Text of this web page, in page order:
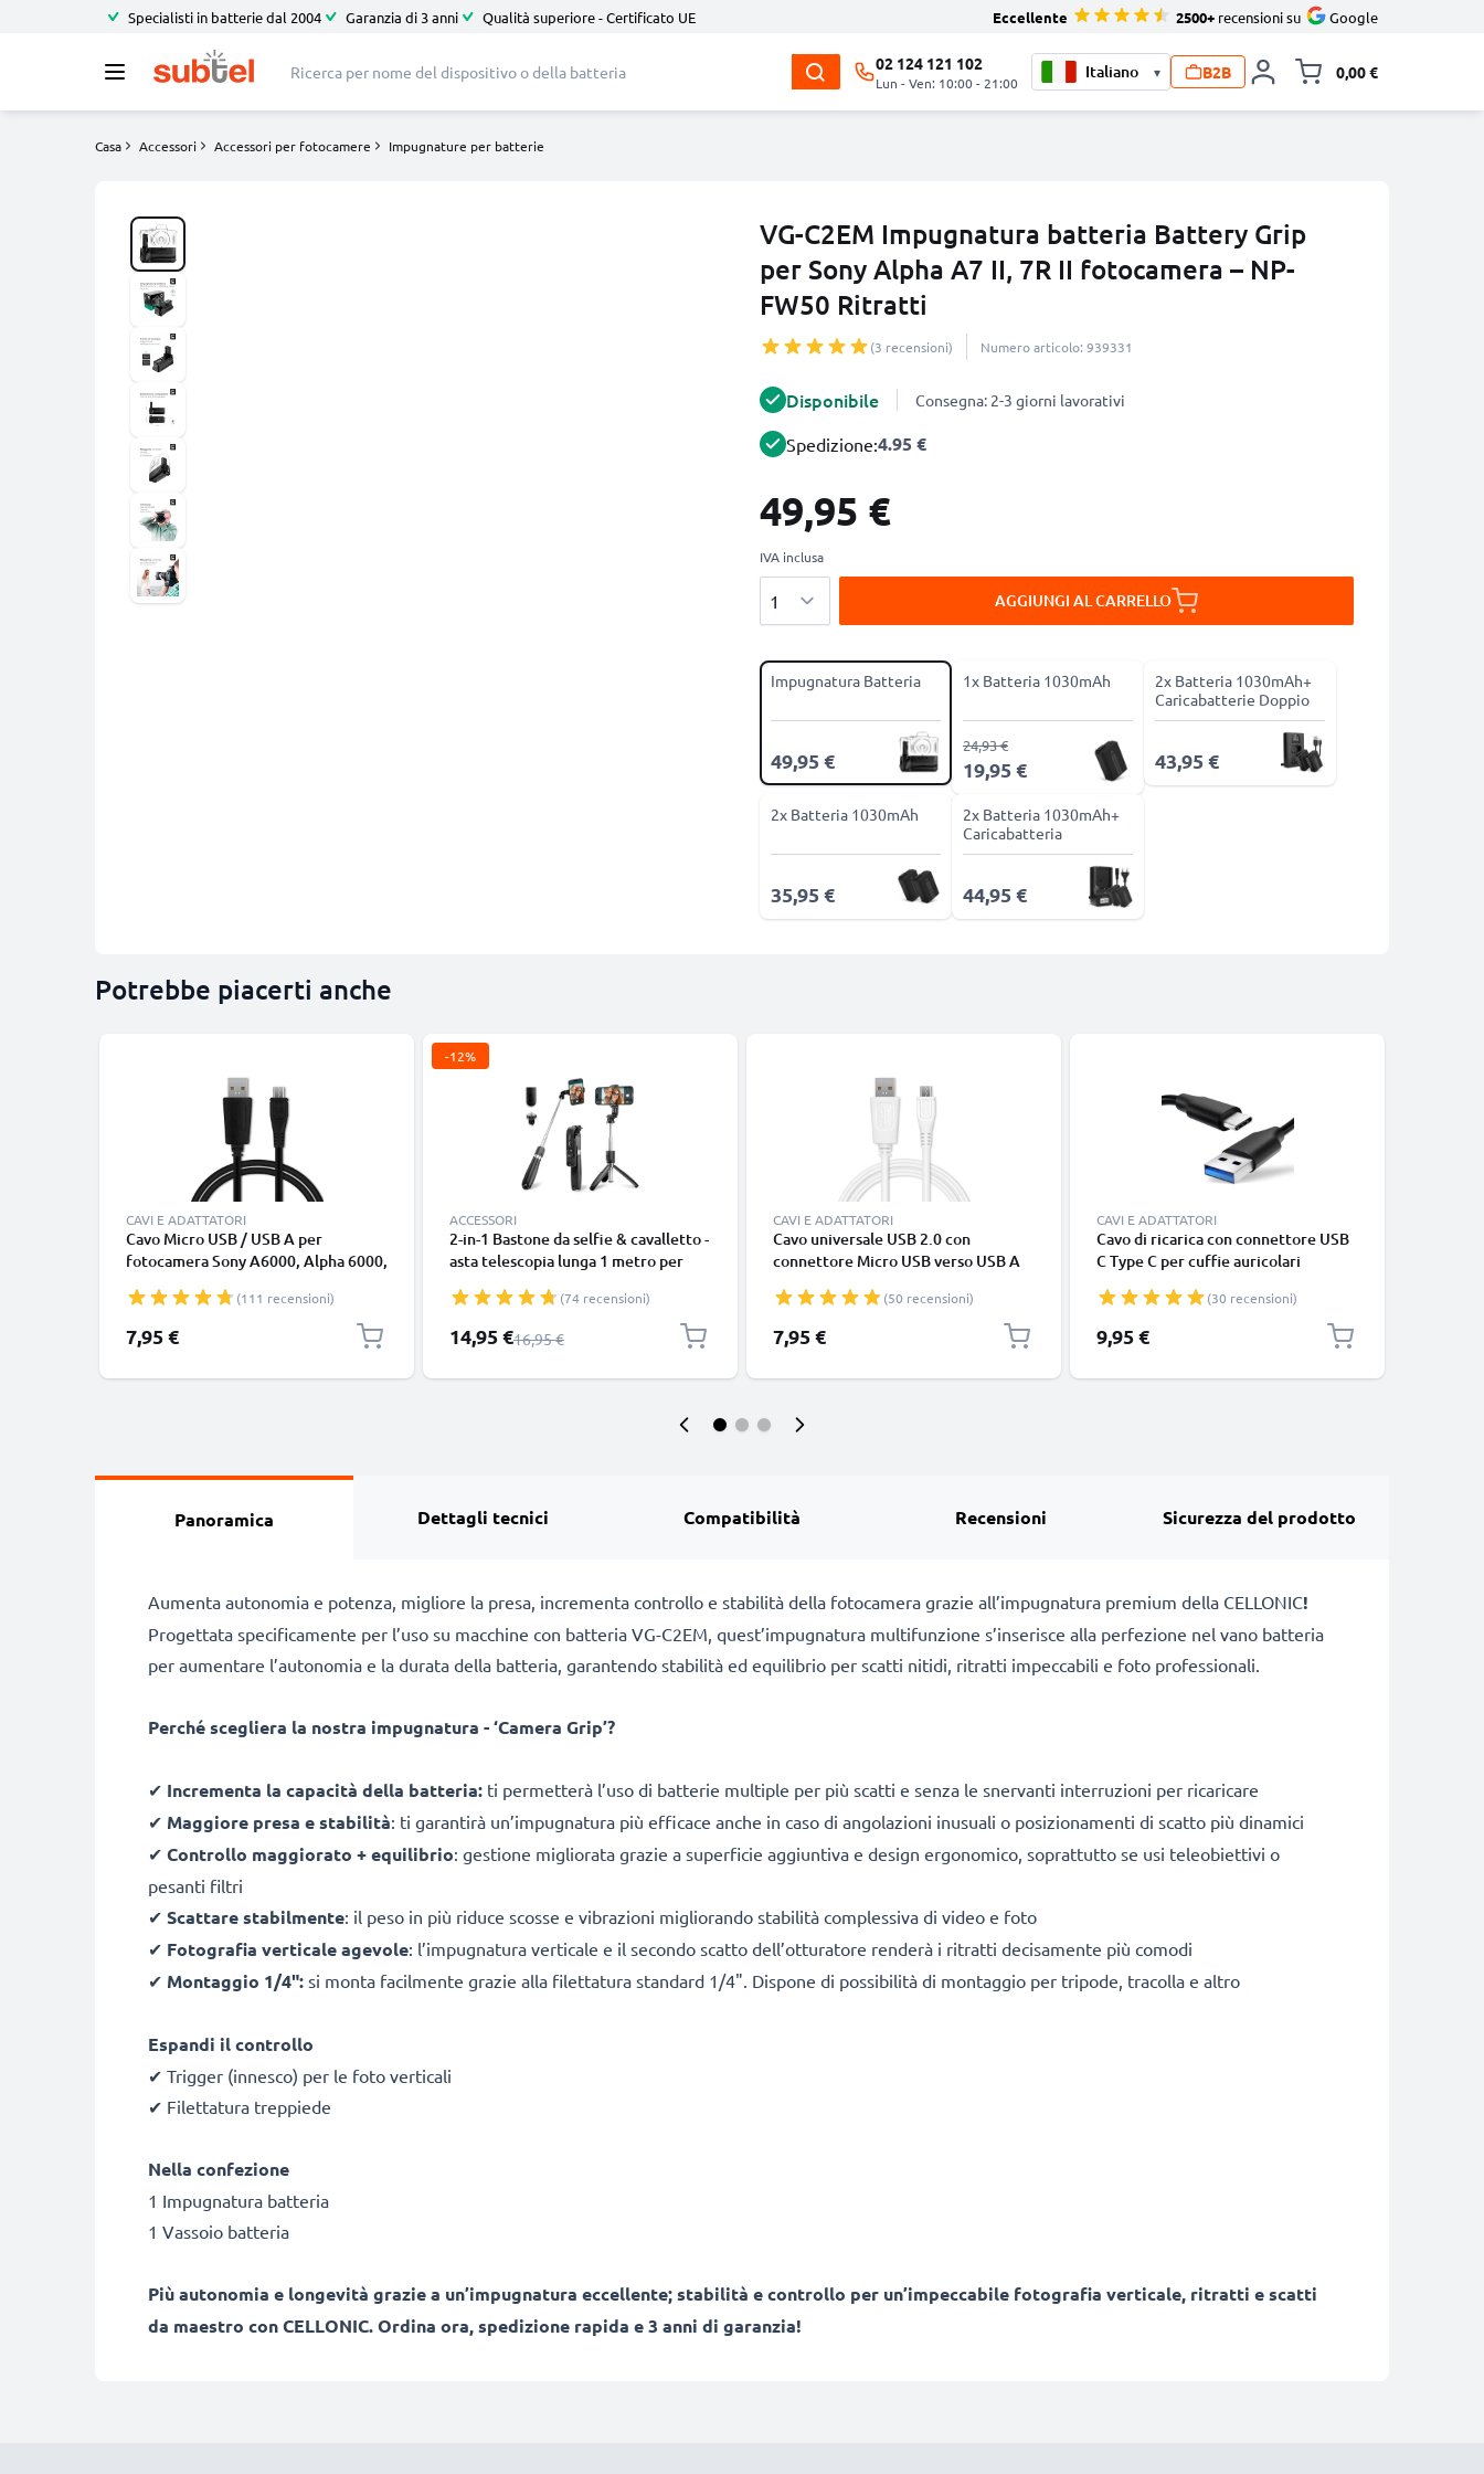
Specialisti in batterie dal 2004 Garanzia di 3 anni Qualità superiore - Certificato UE Eccellente 2500+ recensioni su Google
02 124 121 102
Lun - Ven: 10:00 - 21:00
▾ B2B 0,00 €
Casa Accessori Accessori per fotocamere Impugnature per batterie
VG-C2EM Impugnatura batteria Battery Grip
per Sony Alpha A7 II, 7R II fotocamera – NP-
FW50 Ritratti
(3 recensioni) Numero articolo: 939331
Disponibile Consegna: 2-3 giorni lavorativi
Spedizione:4.95 €
49,95 €
IVA inclusa
AGGIUNGI AL CARRELLO
Impugnatura Batteria
49,95 €
1x Batteria 1030mAh
19,95 €
24,93 €
2x Batteria 1030mAh+
Caricabatterie Doppio
43,95 €
2x Batteria 1030mAh
35,95 €
2x Batteria 1030mAh+
Caricabatteria
44,95 €
Potrebbe piacerti anche
CAVI E ADATTATORI
Cavo Micro USB / USB A per
fotocamera Sony A6000, Alpha 6000,
A7s II, Alpha 7R II, Alpha 7 II, HX400V
1A cavetto dati e ricarica Sony VMC-
MD4, nero, PVC, 1m marca
(111 recensioni)
7,95 €
-12%
ACCESSORI
2-in-1 Bastone da selfie & cavalletto -
asta telescopia lunga 1 metro per
con telecomando bluetooth per
cellulari smartphone e fotocamere -
Compatibile con iPhone Gopro
(74 recensioni)
Prezzo speciale
14,95 €Prezzo normale
16,95 €
CAVI E ADATTATORI
Cavo universale USB 2.0 con
connettore Micro USB verso USB A
bianco
(50 recensioni)
7,95 €
CAVI E ADATTATORI
Cavo di ricarica con connettore USB
C Type C per cuffie auricolari
1,0m cavetto USB 3A in PVC nero
(30 recensioni)
9,95 €
Panoramica Dettagli tecnici Compatibilità Recensioni Sicurezza del prodotto
Aumenta autonomia e potenza, migliore la presa, incrementa controllo e stabilità della fotocamera grazie all’impugnatura premium della CELLONIC!
Progettata specificamente per l’uso su macchine con batteria VG-C2EM, quest’impugnatura multifunzione s’inserisce alla perfezione nel vano batteria
per aumentare l’autonomia e la durata della batteria, garantendo stabilità ed equilibrio per scatti nitidi, ritratti impeccabili e foto professionali.
Perché scegliera la nostra impugnatura - ‘Camera Grip’?
✔ Incrementa la capacità della batteria: ti permetterà l’uso di batterie multiple per più scatti e senza le snervanti interruzioni per ricaricare
✔ Maggiore presa e stabilità: ti garantirà un’impugnatura più efficace anche in caso di angolazioni inusuali o posizionamenti di scatto più dinamici
✔ Controllo maggiorato + equilibrio: gestione migliorata grazie a superficie aggiuntiva e design ergonomico, soprattutto se usi teleobiettivi o
pesanti filtri
✔ Scattare stabilmente: il peso in più riduce scosse e vibrazioni migliorando stabilità complessiva di video e foto
✔ Fotografia verticale agevole: l’impugnatura verticale e il secondo scatto dell’otturatore renderà i ritratti decisamente più comodi
✔ Montaggio 1/4": si monta facilmente grazie alla filettatura standard 1/4". Dispone di possibilità di montaggio per tripode, tracolla e altro
Espandi il controllo
✔ Trigger (innesco) per le foto verticali
✔ Filettatura treppiede
Nella confezione
1 Impugnatura batteria
1 Vassoio batteria
Più autonomia e longevità grazie a un’impugnatura eccellente; stabilità e controllo per un’impeccabile fotografia verticale, ritratti e scatti
da maestro con CELLONIC. Ordina ora, spedizione rapida e 3 anni di garanzia!